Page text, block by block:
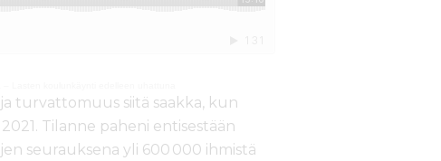
turvattomuus siitä saakka, kun
Tilanne paheni entisestään
seurauksena yli 600 000 ihmistä